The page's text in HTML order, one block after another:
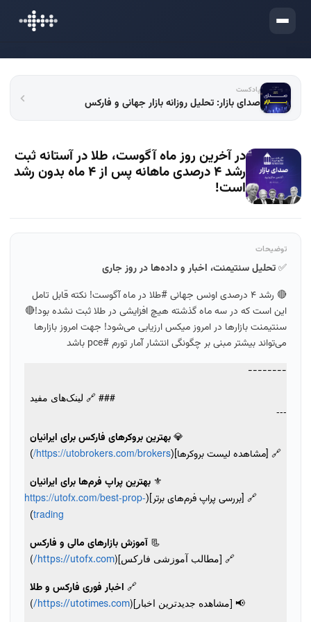
ورود
پادکست
صدای بازار: تحلیل روزانه بازار جهانی و فارکس
در آخرین روز ماه آگوست، طلا در آستانه ثبت
رشد ۴ درصدی ماهانه پس از ۴ ماه بدون رشد
است!
توضیحات
✅تحلیل سنتیمنت، اخبار و داده‌ها در روز جاری
🔴 رشد ۴ درصدی اونس جهانی #طلا در ماه آگوست! نکته قابل تامل
این است که در سه ماه گذشته هیچ افزایشی در طلا ثبت نشده بود!🔴
سنتیمنت بازارها در امروز میکس ارزیابی می‌شود! جهت امروز بازارها
می‌تواند بیشتر مبنی بر‌ چگونگی انتشار آمار تورم #pce باشد
--------
### 🔗 لینک‌های مفید
---
💎 بهترین بروکرهای فارکس برای ایرانیان
🔗 [مشاهده لیست بروکرها](https://utobrokers.com/brokers/
)
⚜️ بهترین پراپ فرم‌ها برای ایرانیان
🔗 [بررسی پراپ فرم‌های برتر](https://utofx.com/best-prop-
trading
)
📃 آموزش بازارهای مالی و فارکس
🔗 [مطالب آموزشی فارکس](https://utofx.com/
)
🔗 اخبار فوری فارکس و طلا
📢 [مشاهده جدیدترین اخبار](https://utotimes.com/
)